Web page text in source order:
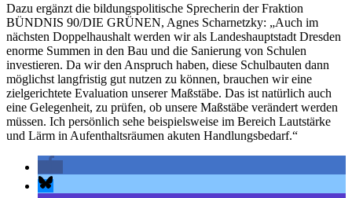
Dazu ergänzt die bildungspolitische Sprecherin der Fraktion
BÜNDNIS 90/DIE GRÜNEN, Agnes Scharnetzky: „Auch im
nächsten Doppelhaushalt werden wir als Landeshauptstadt Dresden
enorme Summen in den Bau und die Sanierung von Schulen
investieren. Da wir den Anspruch haben, diese Schulbauten dann
möglichst langfristig gut nutzen zu können, brauchen wir eine
zielgerichtete Evaluation unserer Maßstäbe. Das ist natürlich auch
eine Gelegenheit, zu prüfen, ob unsere Maßstäbe verändert werden
müssen. Ich persönlich sehe beispielsweise im Bereich Lautstärke
und Lärm in Aufenthaltsräumen akuten Handlungsbedarf.“